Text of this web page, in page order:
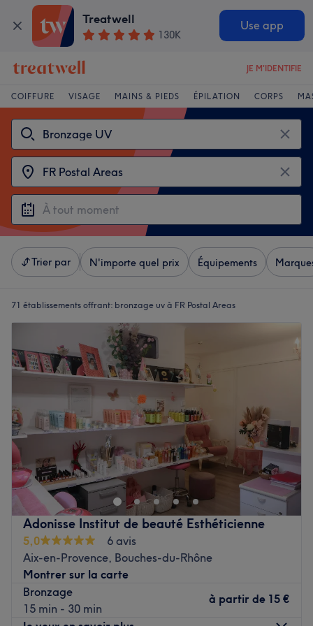
Treatwell
130K
Use app
JE M'IDENTIFIE
COIFFURE VISAGE MAINS & PIEDS ÉPILATION CORPS
Trier par N'importe quel prix Équipements
71 établissements offrant: bronzage uv à FR Postal Areas
Adonisse Institut de beauté Esthéticienne
5,0
6 avis
Aix-en-Provence, Bouches-du-Rhône
Montrer sur la carte
Bronzage
15 min - 30 min
à partir de 15 €